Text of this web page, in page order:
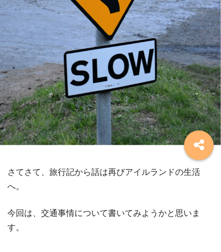
さてさて、旅行記から話は再びアイルランドの生活
へ。
今回は、交通事情について書いてみようかと思いま
す。